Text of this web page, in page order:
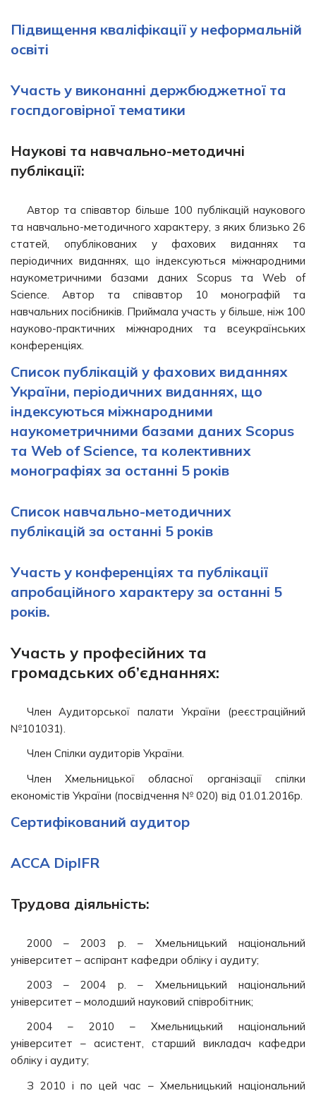
Підвищення кваліфікації у неформальній
освіті
Участь у виконанні держбюджетної та
госпдоговірної тематики
Наукові та навчально-методичні
публікації:
Автор та співавтор більше 100 публікацій наукового
та навчально-методичного характеру, з яких близько 26
статей, опублікованих у фахових виданнях та
періодичних виданнях, що індексуються міжнародними
наукометричними базами даних Scopus та Web of
Science. Автор та співавтор 10 монографій та
навчальних посібників. Приймала участь у більше, ніж 100
науково-практичних міжнародних та всеукраїнських
конференціях.
Список публікацій у фахових виданнях
України, періодичних виданнях, що
індексуються міжнародними
наукометричними базами даних Scopus
та Web of Science, та колективних
монографіях за останні 5 років
Список навчально-методичних
публікацій за останні 5 років
Участь у конференціях та публікації
апробаційного характеру за останні 5
років.
Участь у професійних та
громадських об’єднаннях:
Член Аудиторської палати України (реєстраційний
№101031).
Член Спілки аудиторів України.
Член Хмельницької обласної організації спілки
економістів України (посвідчення № 020) від 01.01.2016р.
Сертифікований аудитор
ACCA DipIFR
Трудова діяльність:
2000 – 2003 р. – Хмельницький національний
університет – аспірант кафедри обліку і аудиту;
2003 – 2004 р. – Хмельницький національний
університет – молодший науковий співробітник;
2004 – 2010 – Хмельницький національний
університет – асистент, старший викладач кафедри
обліку і аудиту;
З 2010 і по цей час – Хмельницький національний